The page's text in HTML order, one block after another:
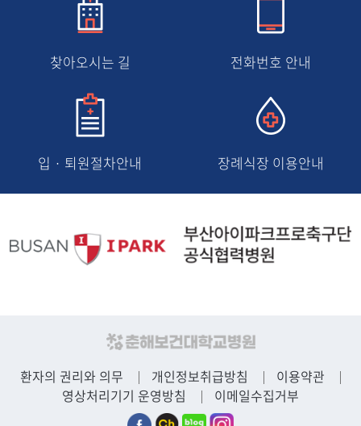
찾아오시는 길 전화번호 안내
입 · 퇴원절차안내 장례식장 이용안내
환자의 권리와 의무 개인정보취급방침
이용약관
영상처리기기 운영방침
이메일수집거부